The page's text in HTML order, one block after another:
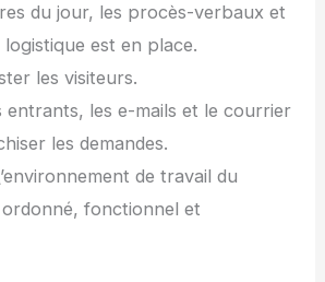
du jour, les procès-verbaux et
logistique est en place.
les visiteurs.
entrants, les e-mails et le courrier
les demandes.
de travail du
fonctionnel et